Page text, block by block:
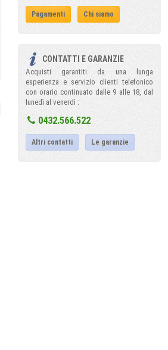
Pagamenti Chi siamo
CONTATTI E GARANZIE
Acquisti garantiti da una lunga
esperienza e servizio clienti telefonico
con orario continuato dalle 9 alle 18, dal
lunedì al venerdì :
0432.566.522
Altri contatti Le garanzie